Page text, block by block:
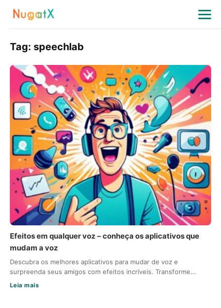
Tag: speechlab
Efeitos em qualquer voz – conheça os aplicativos que
mudam a voz
Descubra os melhores aplicativos para mudar de voz e
surpreenda seus amigos com efeitos incríveis. Transforme…
Leia mais